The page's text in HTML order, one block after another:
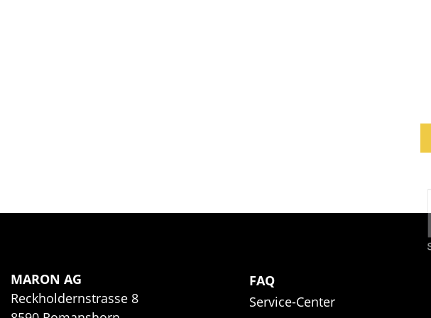
MARON AG
Reckholdernstrasse 8
FAQ
Service-Center